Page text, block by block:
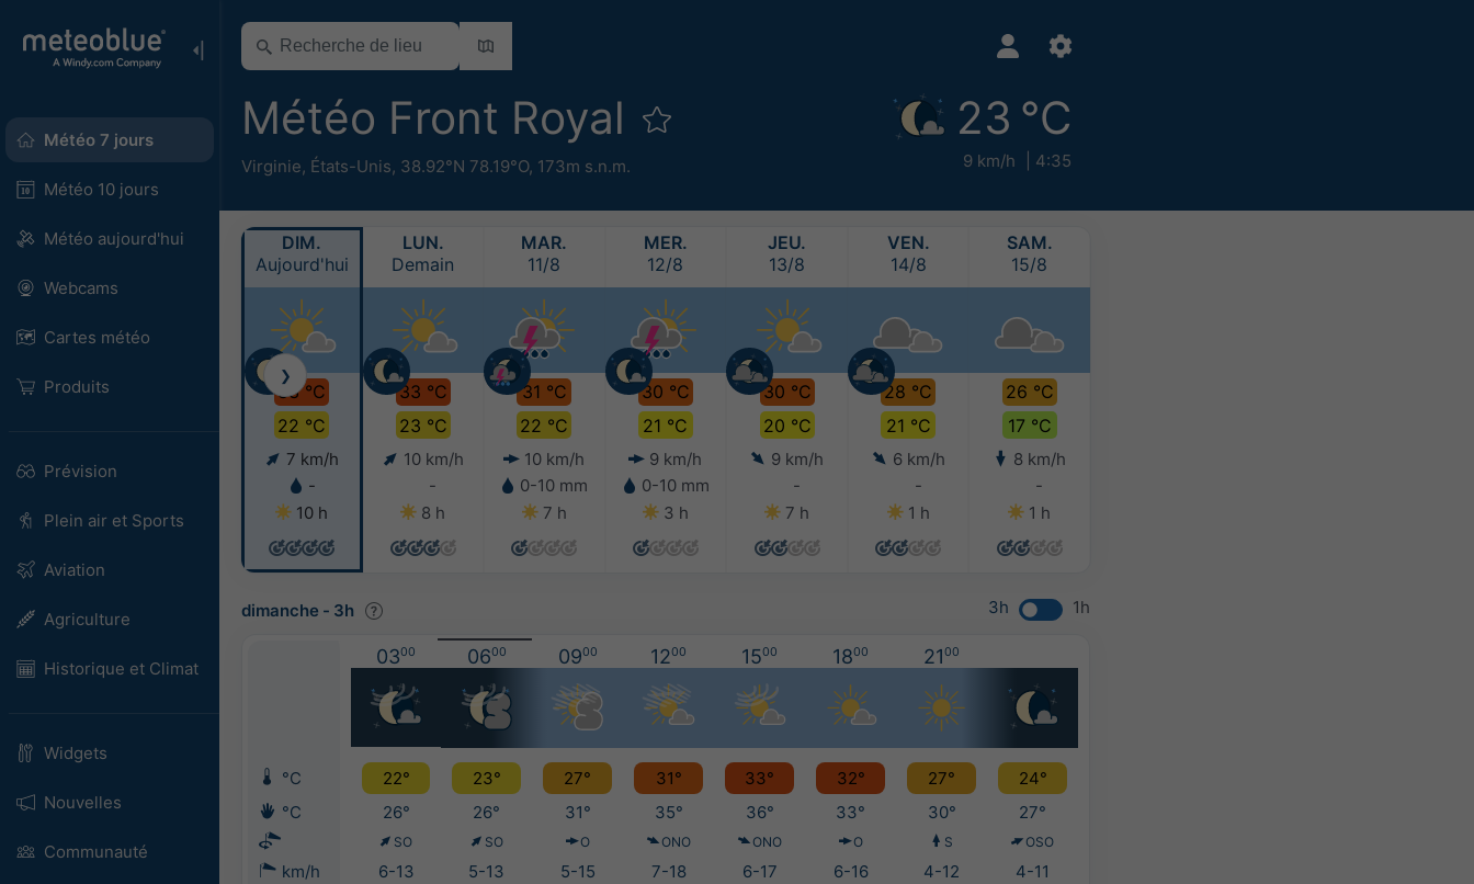
Météo 7 jours
Météo 10 jours
Météo aujourd'hui
Webcams
Cartes météo
Produits
Prévision
Plein air et Sports
Aviation
Agriculture
Historique et Climat
Widgets
Nouvelles
Communauté
Météo Front Royal
Virginie, États-Unis, 38.92°N 78.19°O, 173m s.n.m.
23 °C
9 km/h 4:35
DIM.
Aujourd'hui
33 °C
22 °C
7 km/h
-
10 h
LUN.
Demain
33 °C
23 °C
10 km/h
-
8 h
MAR.
11/8
31 °C
22 °C
10 km/h
0-10 mm
7 h
MER.
12/8
30 °C
21 °C
9 km/h
0-10 mm
3 h
JEU.
13/8
30 °C
20 °C
9 km/h
-
7 h
VEN.
14/8
28 °C
21 °C
6 km/h
-
1 h
SAM.
15/8
26 °C
17 °C
8 km/h
-
1 h
❯
dimanche - 3h 3h 1h
0300 0600 0900 1200 1500 1800 2100
°C 22° 23° 27° 31° 33° 32° 27°
24°
°C
26° 26° 31° 35° 36° 33° 30° 27°
SO SO O ONO ONO O S OSO
km/h 6-13 5-13 5-15 7-18 6-17 6-16 4-12
4-11